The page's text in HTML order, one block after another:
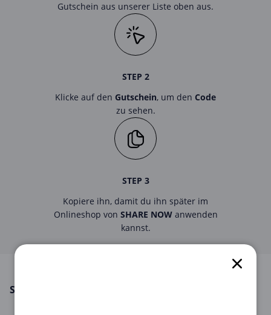
Gutschein aus unserer Liste oben aus.
STEP 2
Klicke auf den Gutschein, um den Code
zu sehen.
STEP 3
Kopiere ihn, damit du ihn später im
Onlineshop von SHARE NOWanwenden
kannst.
SHARE NOW in August 2026